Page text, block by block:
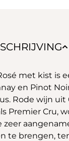
met kist is
en Pinot
Rode wijn uit
Premier Cru,
te brengen,